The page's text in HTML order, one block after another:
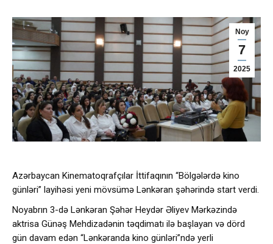
Noy
7
2025
Azərbaycan Kinematoqrafçılar İttifaqının “Bölgələrdə kino
günləri” layihəsi yeni mövsümə Lənkəran şəhərində start verdi.
Noyabrın 3-də Lənkəran Şəhər Heydər Əliyev Mərkəzində
aktrisa Günəş Mehdizadənin təqdimatı ilə başlayan və dörd
gün davam edən “Lənkəranda kino günləri”ndə yerli